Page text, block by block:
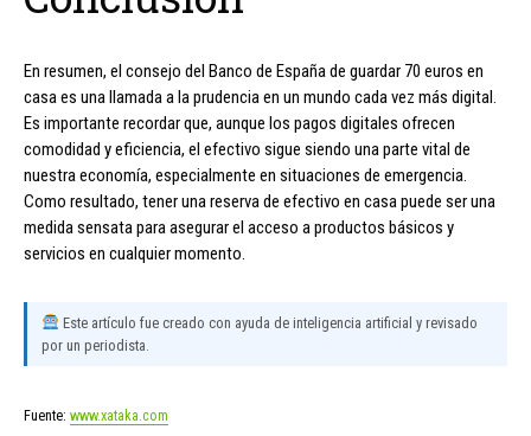
En resumen, el consejo del Banco de España de guardar 70 euros en
casa es una llamada a la prudencia en un mundo cada vez más digital.
Es importante recordar que, aunque los pagos digitales ofrecen
comodidad y eficiencia, el efectivo sigue siendo una parte vital de
nuestra economía, especialmente en situaciones de emergencia.
Como resultado, tener una reserva de efectivo en casa puede ser una
medida sensata para asegurar el acceso a productos básicos y
servicios en cualquier momento.
Este artículo fue creado con ayuda de inteligencia artificial y revisado
por un periodista.
Fuente: www.xataka.com